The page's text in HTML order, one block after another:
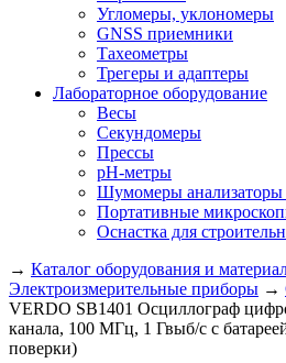
Угломеры, уклономеры
GNSS приемники
Тахеометры
Трегеры и адаптеры
Лабораторное оборудование
Весы
Секундомеры
Прессы
pH-метры
Шумомеры анализаторы
Портативные
Оснастка для
→ Каталог оборудования и
Электроизмерительные приборы →
VERDO SB1401 Осциллограф
канала, 100 МГц, 1 Гвыб/с с
поверки)